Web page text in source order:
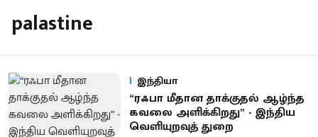
palastine
இந்தியா
“ரஃபா மீதான தாக்குதல் ஆழ்ந்த
கவலை அளிக்கிறது” - இந்திய
வெளியுறவுத் துறை